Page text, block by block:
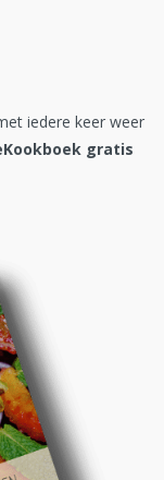
iedere keer weer
gratis